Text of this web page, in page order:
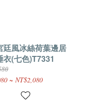
廷風冰絲荷葉邊居
衣(七色)T7331
~ NT$2,080